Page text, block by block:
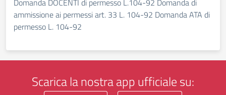
Domanda DOCENTI di permesso L.104-92 Domanda di
ammissione ai permessi art. 33 L. 104-92 Domanda ATA di
permesso L. 104-92
Scarica la nostra app ufficiale su: